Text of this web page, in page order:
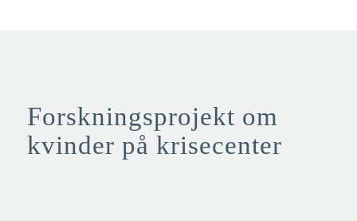
Forskningsprojekt om
kvinder på krisecenter